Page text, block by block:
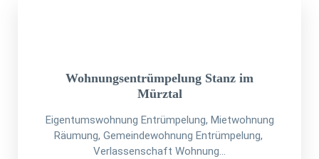
Wohnungsentrümpelung Stanz im
Mürztal
Eigentumswohnung Entrümpelung, Mietwohnung
Räumung, Gemeindewohnung Entrümpelung,
Verlassenschaft Wohnung...